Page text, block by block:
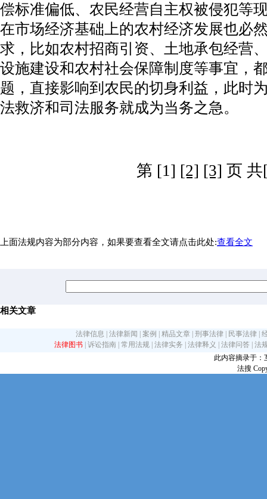
偿标准偏低、农民经营自主权被侵犯等
在市场经济基础上的农村经济发展也必
求，比如农村招商引资、土地承包经营
设施建设和农村社会保障制度等事宜，
题，直接影响到农民的切身利益，此时
法救济和司法服务就成为当务之急。
第 [1] [2] [3] 页
上面法规内容为部分内容，如果要查看全文请点击此处:查看全文
相关文章
法律信息 法律新闻 案例 精品文章 刑事法律 民事法律
法律图书 诉讼指南 常用法规 法律实务 法律释义 法律问答
法
此内容摘录于：
法搜